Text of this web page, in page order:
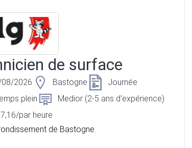
de surface
2026 Bastogne
Journée
plein
Medior (2-5 ans d'expérience)
par heure
de Bastogne.